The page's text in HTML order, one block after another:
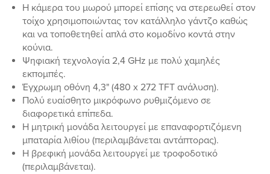
Η κάμερα του μωρού μπορεί επίσης να στερεωθεί στον
τοίχο χρησιμοποιώντας τον κατάλληλο γάντζο καθώς
και να τοποθετηθεί απλά στο κομοδίνο κοντά στην
κούνια.
Ψηφιακή τεχνολογία 2,4 GHz με πολύ χαμηλές
εκπομπές.
Έγχρωμη οθόνη 4,3" (480 x 272 TFT ανάλυση).
Πολύ ευαίσθητο μικρόφωνο ρυθμιζόμενο σε
διαφορετικά επίπεδα.
Η μητρική μονάδα λειτουργεί με επαναφορτιζόμενη
μπαταρία λιθίου (περιλαμβάνεται αντάπτορας).
Η βρεφική μονάδα λειτουργεί με τροφοδοτικό
(περιλαμβάνεται).